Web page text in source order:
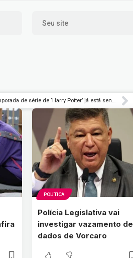
Segunda temporada de série de ‘Harry Potter’ já está sendo escrita, diz CEO da HBO – Rolling Stone Brasil
POLÍTICA
Polícia Legislativa vai
investigar vazamento de
dados de Vorcaro